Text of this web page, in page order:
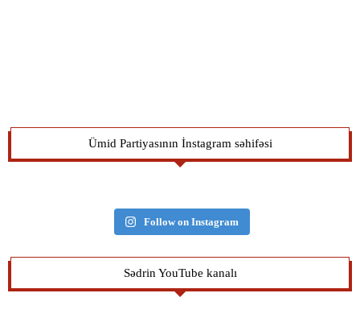
Ümid Partiyasının İnstagram səhifəsi
Follow on Instagram
Sədrin YouTube kanalı